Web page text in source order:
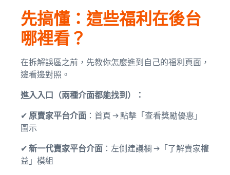
先搞懂：這些福利在後台
哪裡看？
在拆解誤區之前，先教你怎麼進到自己的福利頁面，
邊看邊對照。
進入入口（兩種介面都能找到）：
✔ 原賣家平台介面 ：首頁 → 點擊「查看獎勵優惠」
圖示
✔ 新一代賣家平台介面 ：左側建議欄 →「了解賣家權
益」模組